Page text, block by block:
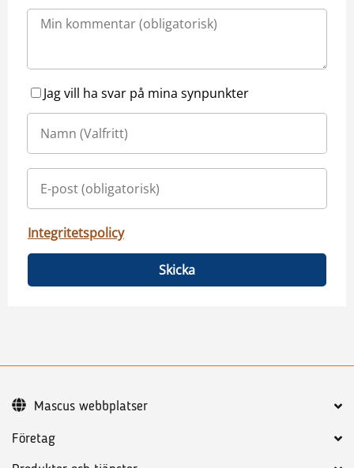
Jag vill ha svar på mina synpunkter
Integritetspolicy
Skicka
Företag
Mascus webbplatser